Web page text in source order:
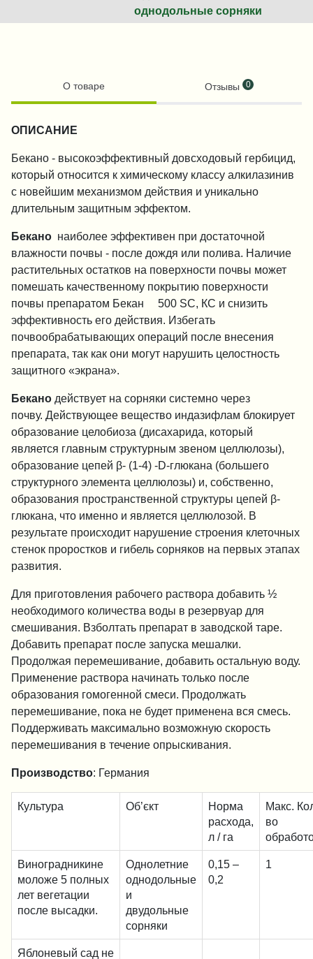
однодольные сорняки
О товаре Отзывы 0
ОПИСАНИЕ
Бекано - высокоэффективный довсходовый гербицид,
который относится к химическому классу алкилазинив
с новейшим механизмом действия и уникально
длительным защитным эффектом.
Бекано наиболее эффективен при достаточной
влажности почвы - после дождя или полива. Наличие
растительных остатков на поверхности почвы может
помешать качественному покрытию поверхности
почвы препаратом Бекан
500 SC, КС и снизить
эффективность его действия. Избегать
почвообрабатывающих операций после внесения
препарата, так как они могут нарушить целостность
защитного «экрана».
Бекано действует на сорняки системно через
почву. Действующее вещество индазифлам блокирует
образование целобиоза (дисахарида, который
является главным структурным звеном целлюлозы),
образование цепей β- (1-4) -D-глюкана (большего
структурного элемента целлюлозы) и, собственно,
образования пространственной структуры цепей β-
глюкана, что именно и является целлюлозой. В
результате происходит нарушение строения клеточных
стенок проростков и гибель сорняков на первых этапах
развития.
Для приготовления рабочего раствора добавить ½
необходимого количества воды в резервуар для
смешивания. Взболтать препарат в заводской таре.
Добавить препарат после запуска мешалки.
Продолжая перемешивание, добавить остальную воду.
Применение раствора начинать только после
образования гомогенной смеси. Продолжать
перемешивание, пока не будет применена вся смесь.
Поддерживать максимально возможную скорость
перемешивания в течение опрыскивания.
Производство: Германия
Культура Об’єкт
Норма
расхода,
л / га
Макс.
во
Виноградникине
моложе 5 полных
лет вегетации
после высадки.
Однолетние
однодольные
и
двудольные
сорняки
0,15 –
0,2
1
Яблоневый сад не